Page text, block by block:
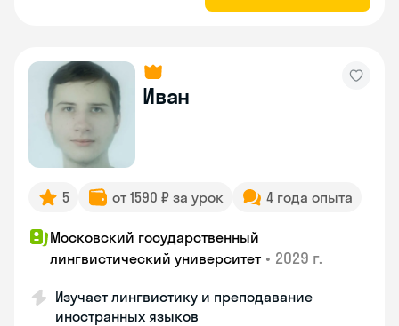
Иван
5 от 1590 ₽ за урок 4 года опыта
Московский государственный
лингвистический университет • 2029 г.
Изучает лингвистику и преподавание
иностранных языков